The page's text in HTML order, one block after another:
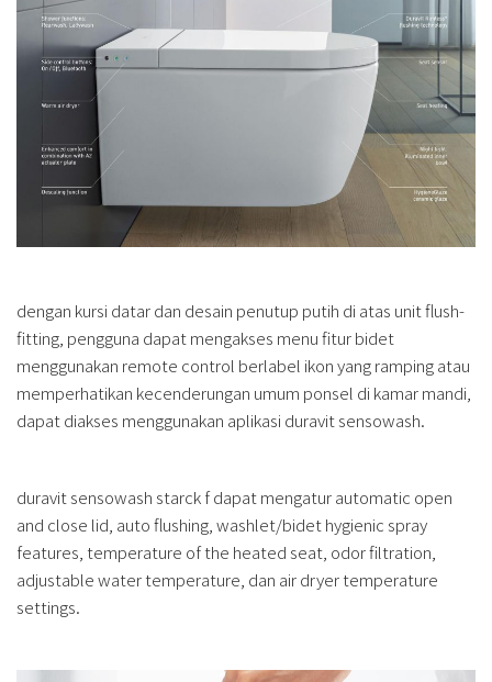
dengan kursi datar dan desain penutup putih di atas unit flush-
fitting, pengguna dapat mengakses menu fitur bidet
menggunakan remote control berlabel ikon yang ramping atau
memperhatikan kecenderungan umum ponsel di kamar mandi,
dapat diakses menggunakan aplikasi duravit sensowash.
duravit sensowash starck f dapat mengatur automatic open
and close lid, auto flushing, washlet/bidet hygienic spray
features, temperature of the heated seat, odor filtration,
adjustable water temperature, dan air dryer temperature
settings.